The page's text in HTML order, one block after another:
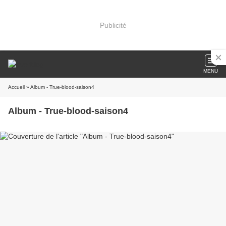
Publicité
MENU
Accueil » Album - True-blood-saison4
Album - True-blood-saison4